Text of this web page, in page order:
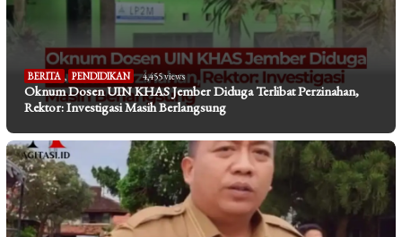
BERITA , PENDIDIKAN 4,455 views
Oknum Dosen UIN KHAS Jember Diduga Terlibat Perzinahan,
Rektor: Investigasi Masih Berlangsung